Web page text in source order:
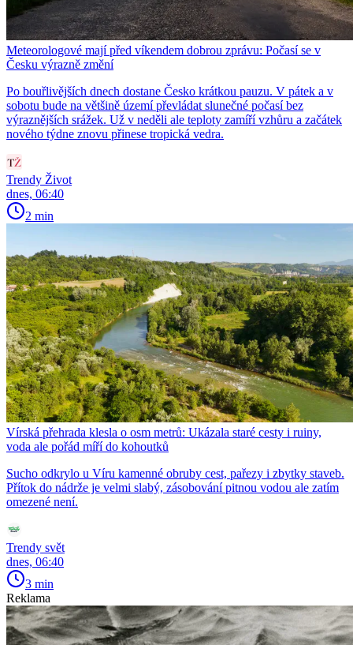
Meteorologové mají před víkendem dobrou zprávu: Počasí se v
Česku výrazně změní
Po bouřlivějších dnech dostane Česko krátkou pauzu. V pátek a v
sobotu bude na většině území převládat slunečné počasí bez
výraznějších srážek. Už v neděli ale teploty zamíří vzhůru a začátek
nového týdne znovu přinese tropická vedra.
Trendy Život
dnes, 06:40
2 min
Vírská přehrada klesla o osm metrů: Ukázala staré cesty i ruiny,
voda ale pořád míří do kohoutků
Sucho odkrylo u Víru kamenné obruby cest, pařezy i zbytky staveb.
Přítok do nádrže je velmi slabý, zásobování pitnou vodou ale zatím
omezené není.
Trendy svět
dnes, 06:40
3 min
Reklama